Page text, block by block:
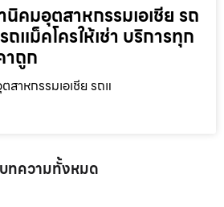
นิคมอุตสาหกรรมเอเชีย รถ
ถแม็คโครให้เช่า บริการทุก
าถูก
สาหกรรมเอเชีย รถแ
ทความทั้งหมด